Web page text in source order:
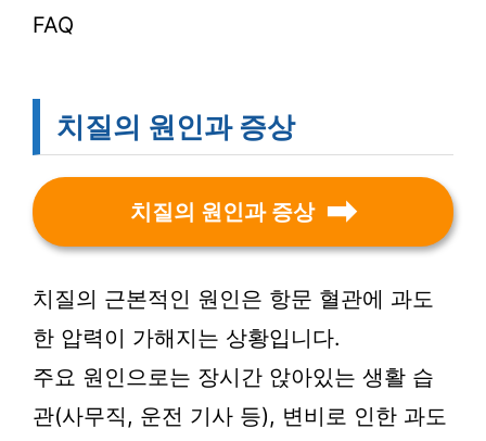
FAQ
치질의 원인과 증상
치질의 원인과 증상
치질의 근본적인 원인은 항문 혈관에 과도
한 압력이 가해지는 상황입니다.
주요 원인으로는 장시간 앉아있는 생활 습
관(사무직, 운전 기사 등), 변비로 인한 과도